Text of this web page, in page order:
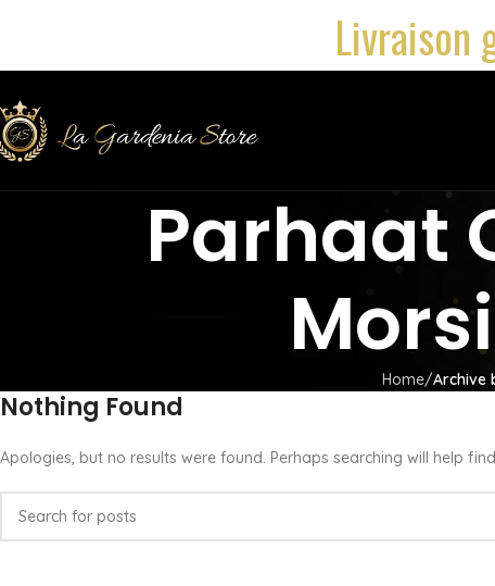
Livraison
Parhaat
Home Archive
Nothing Found
Apologies, but no results were found. Perhaps searching will help